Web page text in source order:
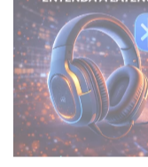
POSTED
IN
CULTURA GEEK